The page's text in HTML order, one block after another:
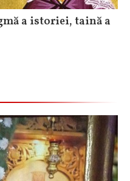
a istoriei, taină a